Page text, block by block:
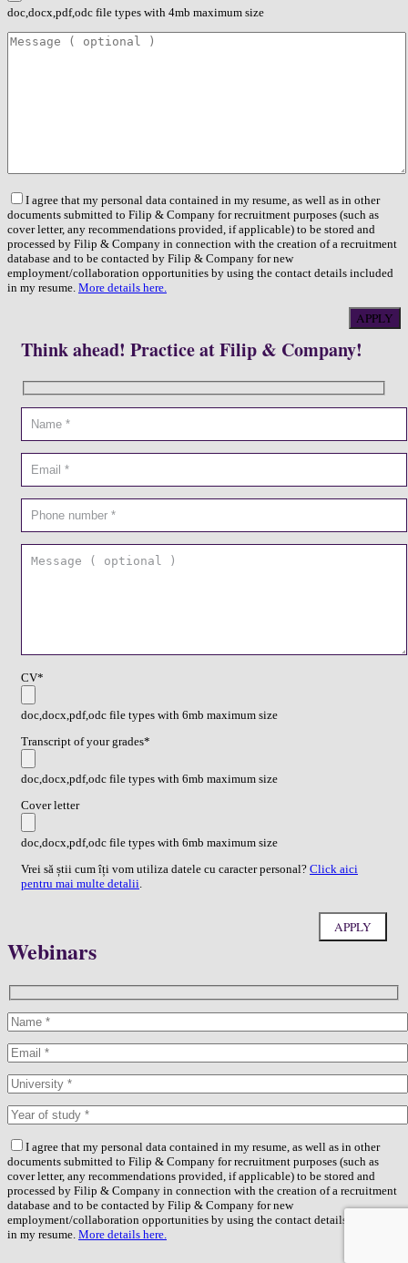
doc,docx,pdf,odc file types with 4mb maximum size
I agree that my personal data contained in my resume, as well as in other
documents submitted to Filip & Company for recruitment purposes (such as
cover letter, any recommendations provided, if applicable) to be stored and
processed by Filip & Company in connection with the creation of a recruitment
database and to be contacted by Filip & Company for new
employment/collaboration opportunities by using the contact details included
in my resume. More details here.
Think ahead! Practice at Filip & Company!
CV*
doc,docx,pdf,odc file types with 6mb maximum size
Transcript of your grades*
doc,docx,pdf,odc file types with 6mb maximum size
Cover letter
doc,docx,pdf,odc file types with 6mb maximum size
Vrei să știi cum îți vom utiliza datele cu caracter personal? Click aici
pentru mai multe detalii.
Webinars
I agree that my personal data contained in my resume, as well as in other
documents submitted to Filip & Company for recruitment purposes (such as
cover letter, any recommendations provided, if applicable) to be stored and
processed by Filip & Company in connection with the creation of a recruitment
database and to be contacted by Filip & Company for new
employment/collaboration opportunities by using the contact details included
in my resume. More details here.